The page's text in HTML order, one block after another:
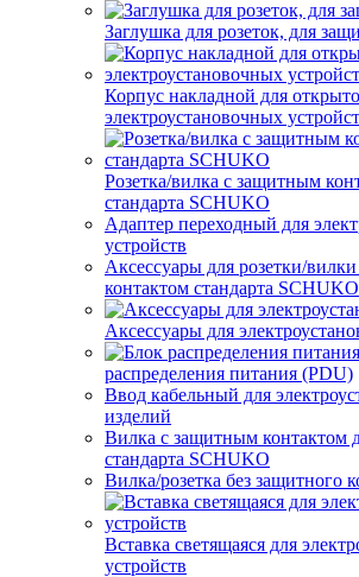
Заглушка для розеток, для
Корпус накладной для
электроустановочных
Розетка/вилка с защитным
стандарта SCHUKO
Адаптер переходный для
устройств
Аксессуары для розетки/
контактом стандарта SCHUKO
Аксессуары для
распределения питания (PDU)
Ввод кабельный для
изделий
Вилка с защитным контактом
стандарта SCHUKO
Вилка/розетка без защитного
Вставка светящаяся для
устройств